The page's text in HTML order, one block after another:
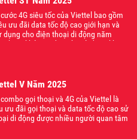
4G siêu tốc của Viettel bao gồm
ưu đãi data tốc độ cao giới hạn và
dụng cho điện thoại di động năm
tham khảo và đăng ký sử dụng khi
cầu của mình nhé.
V Năm 2025
gọi thoại và 4G của Viettel là
ưu đãi gọi thoại và data tốc độ cao sử
di động được nhiều người quan tâm